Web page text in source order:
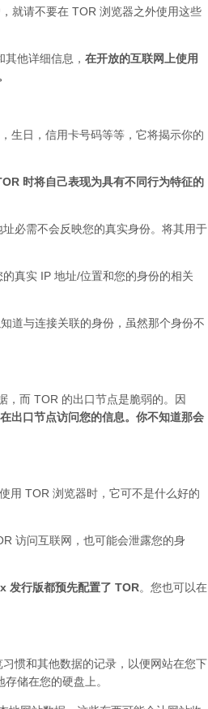
就请不要在 TOR 浏览器之外使用这些
他详细信息， 在开放的互联网上使用
生日，信用卡号码等等，它将揭示你的
时将自己表现为具有不同行为特征的
必需不会反映您的真实身份。将其用于
真实 IP 地址/位置和您的身份的相关
道与连接关联的身份，虽然那个身份不
，而 TOR 的出口节点是脆弱的。因
出口节点访问您的信息。你不知道那会
用 TOR 浏览器时，它可不是什么好的
访问互联网，也可能会泄露您的身
发行版都预先配置了 TOR。您也可以在
惯和其他数据的记录，以便网站在您下
储在您的硬盘上。